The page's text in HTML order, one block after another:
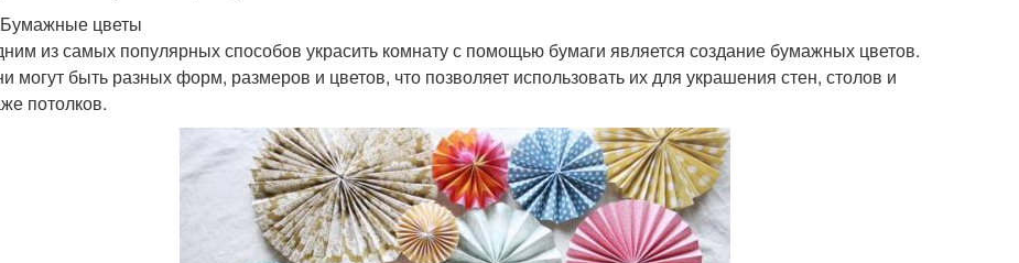
цветы
из самых популярных способов украсить комнату с помощью бумаги является создание бумажных цветов.
могут быть разных форм, размеров и цветов, что позволяет использовать их для украшения стен, столов и
потолков.